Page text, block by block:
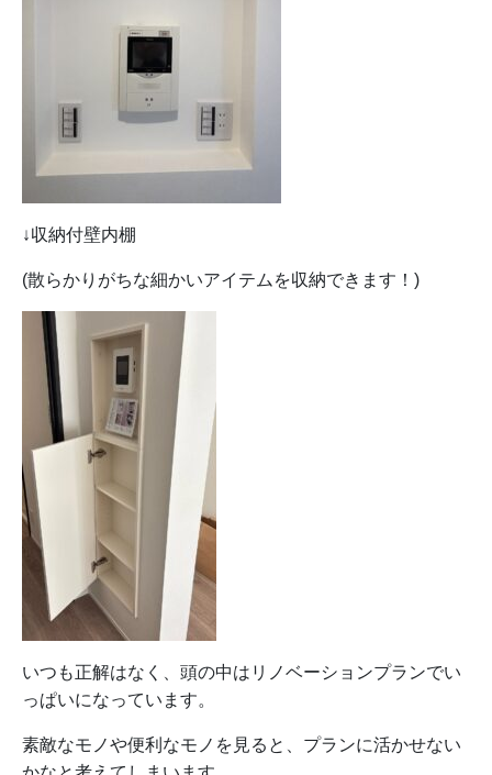
↓収納付壁内棚
(散らかりがちな細かいアイテムを収納できます！)
いつも正解はなく、頭の中はリノベーションプランでい
っぱいになっています。
素敵なモノや便利なモノを見ると、プランに活かせない